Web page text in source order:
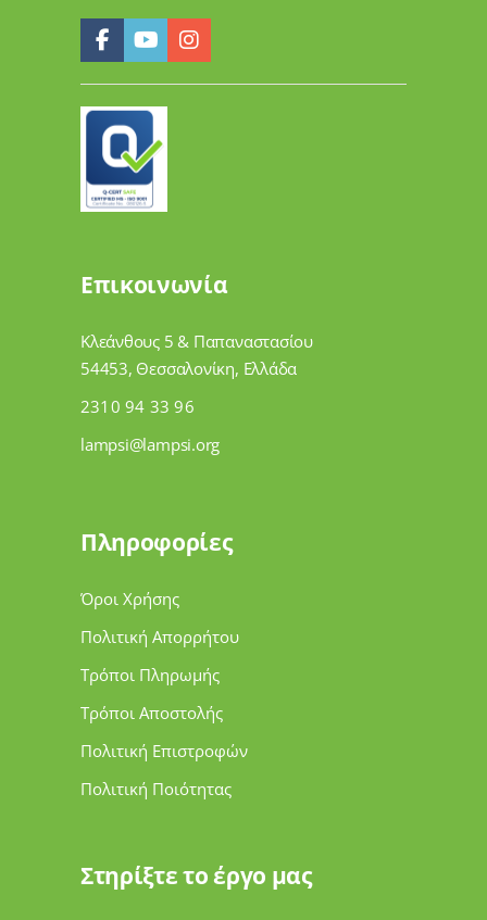
Επικοινωνία
Κλεάνθους 5 & Παπαναστασίου
54453, Θεσσαλονίκη, Ελλάδα
2310 94 33 96
lampsi@lampsi.org
Πληροφορίες
Όροι Χρήσης
Πολιτική Απορρήτου
Τρόποι Πληρωμής
Τρόποι Αποστολής
Πολιτική Επιστροφών
Πολιτική Ποιότητας
Στηρίξτε το έργο μας